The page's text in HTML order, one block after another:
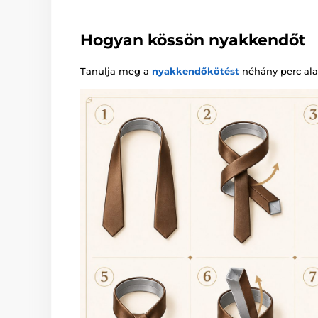
Hogyan kössön nyakkendőt
Tanulja meg a nyakkendőkötést néhány perc